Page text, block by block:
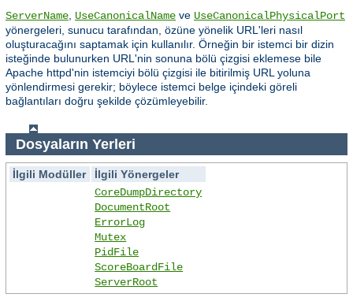
ServerName UseCanonicalName ve UseCanonicalPhysicalPort
yönergeleri, sunucu tarafından, özüne yönelik URL'leri nasıl
oluşturacağını saptamak için kullanılır. Örneğin bir istemci bir dizin
isteğinde bulunurken URL'nin sonuna bölü çizgisi eklemese bile
Apache httpd'nin istemciyi bölü çizgisi ile bitirilmiş URL yoluna
yönlendirmesi gerekir; böylece istemci belge içindeki göreli
bağlantıları doğru şekilde çözümleyebilir.
Dosyaların Yerleri
İlgili Modüller
İlgili Yönergeler
CoreDumpDirectory
DocumentRoot
ErrorLog
Mutex
PidFile
ScoreBoardFile
ServerRoot